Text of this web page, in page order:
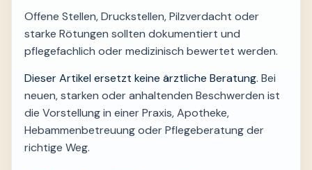
Offene Stellen, Druckstellen, Pilzverdacht oder
starke Rötungen sollten dokumentiert und
pflegefachlich oder medizinisch bewertet werden.
Dieser Artikel ersetzt keine ärztliche Beratung. Bei
neuen, starken oder anhaltenden Beschwerden ist
die Vorstellung in einer Praxis, Apotheke,
Hebammenbetreuung oder Pflegeberatung der
richtige Weg.